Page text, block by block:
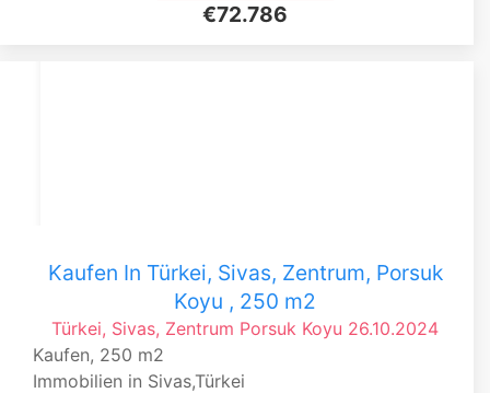
€72.786
Kaufen In Türkei, Sivas, Zentrum, Porsuk
Koyu , 250 m2
Türkei, Sivas, Zentrum Porsuk Koyu 26.10.2024
Kaufen, 250 m2
Immobilien in Sivas,Türkei